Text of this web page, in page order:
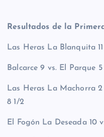
Resultados de la
Las Heras La Blanquita
Balcarce 9 vs. El Parque 5
Las Heras La Machorra
8 1/2
El Fogón La Deseada 10